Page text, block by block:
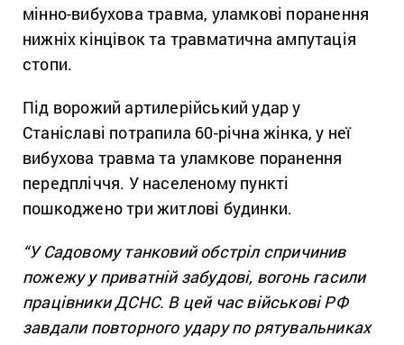
мінно-вибухова травма, уламкові поранення
нижніх кінцівок та травматична ампутація
стопи.
Під ворожий артилерійський удар у
Станіславі потрапила 60-річна жінка, у неї
вибухова травма та уламкове поранення
передпліччя. У населеному пункті
пошкоджено три житлові будинки.
“У Садовому танковий обстріл спричинив
пожежу у приватній забудові, вогонь гасили
працівники ДСНС. В цей час військові РФ
завдали повторного удару по рятувальниках